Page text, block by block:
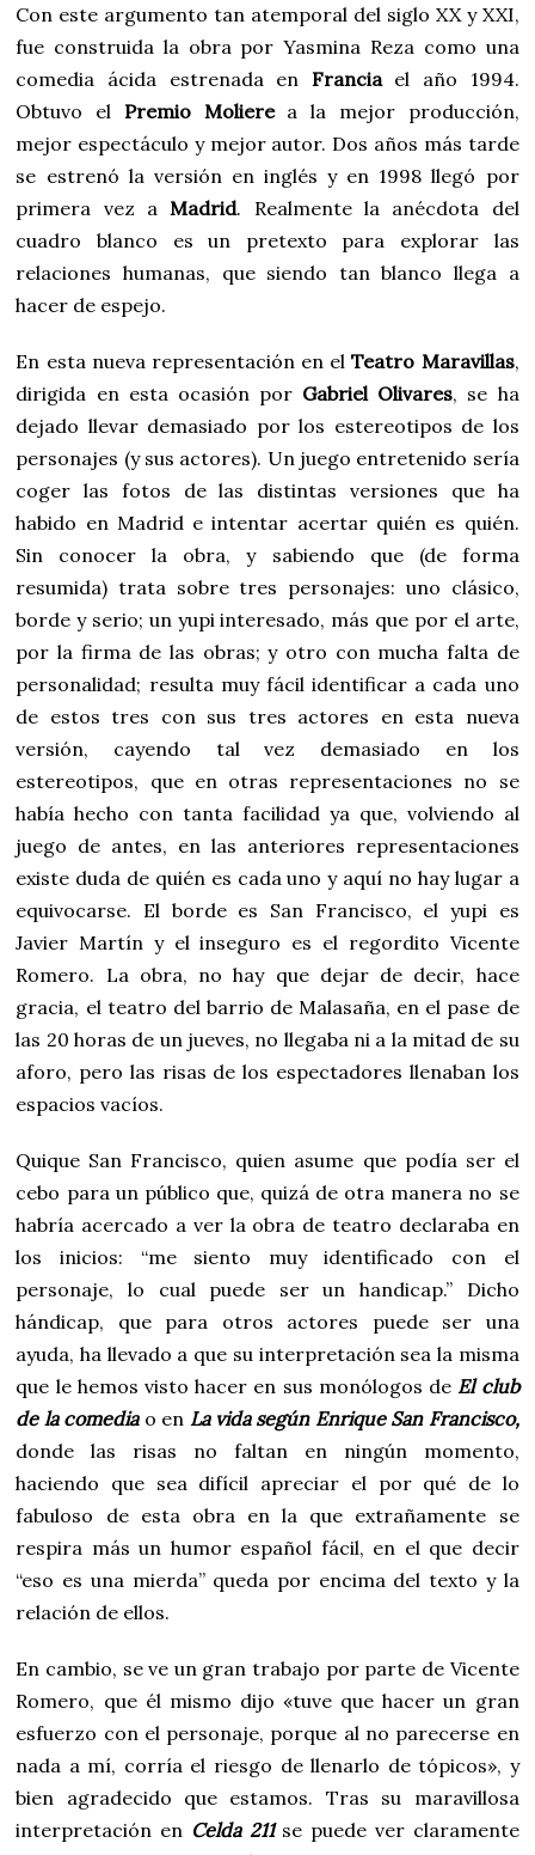
Con este argumento tan atemporal del siglo XX y XXI,
fue construida la obra por Yasmina Reza como una
comedia ácida estrenada en Franciael año 1994.
Obtuvo el Premio Moliere a la mejor producción,
mejor espectáculo y mejor autor. Dos años más tarde
se estrenó la versión en inglés y en 1998 llegó por
primera vez a Madrid. Realmente la anécdota del
cuadro blanco es un pretexto para explorar las
relaciones humanas, que siendo tan blanco llega a
hacer de espejo.
En esta nueva representación en elTeatro Maravillas,
dirigida en esta ocasión por Gabriel Olivares, se ha
dejado llevar demasiado por los estereotipos de los
personajes (y sus actores). Un juego entretenido sería
coger las fotos de las distintas versiones que ha
habido en Madrid e intentar acertar quién es quién.
Sin conocer la obra, y sabiendo que (de forma
resumida) trata sobre tres personajes: uno clásico,
borde y serio; un yupi interesado, más que por el arte,
por la firma de las obras; y otro con mucha falta de
personalidad; resulta muy fácil identificar a cada uno
de estos tres con sus tres actores en esta nueva
versión, cayendo tal vez demasiado en los
estereotipos, que en otras representaciones no se
había hecho con tanta facilidad ya que, volviendo al
juego de antes, en las anteriores representaciones
existe duda de quién es cada uno y aquí no hay lugar a
equivocarse. El borde es San Francisco, el yupi es
Javier Martín y el inseguro es el regordito Vicente
Romero. La obra, no hay que dejar de decir, hace
gracia, el teatro del barrio de Malasaña, en el pase de
las 20 horas de un jueves, no llegaba ni a la mitad de su
aforo, pero las risas de los espectadores llenaban los
espacios vacíos.
Quique San Francisco, quien asume que podía ser el
cebo para un público que, quizá de otra manera no se
habría acercado a ver la obra de teatro declaraba en
los inicios: “me siento muy identificado con el
personaje, lo cual puede ser un handicap.” Dicho
hándicap, que para otros actores puede ser una
ayuda, ha llevado a que su interpretación sea la misma
que le hemos visto hacer en sus monólogos de El club
de la comediao en La vida según Enrique San Francisco,
donde las risas no faltan en ningún momento,
haciendo que sea difícil apreciar el por qué de lo
fabuloso de esta obra en la que extrañamente se
respira más un humor español fácil, en el que decir
“eso es una mierda” queda por encima del texto y la
relación de ellos.
En cambio, se ve un gran trabajo por parte de Vicente
Romero, que él mismo dijo «tuve que hacer un gran
esfuerzo con el personaje, porque al no parecerse en
nada a mí, corría el riesgo de llenarlo de tópicos», y
bien agradecido que estamos. Tras su maravillosa
interpretación en Celda 211se puede ver claramente